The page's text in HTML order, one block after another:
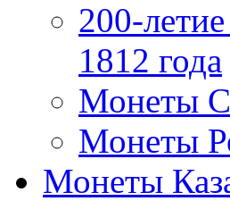
200-
1812 года
Монеты
Монеты
Монеты